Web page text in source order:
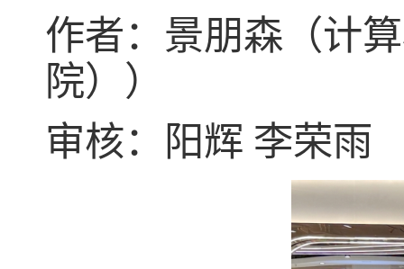
作者：景朋森（计
院））
审核：阳辉 李荣雨